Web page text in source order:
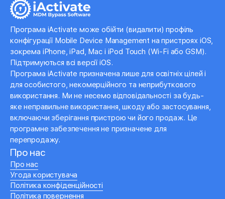
Програма iActivate може обійти (видалити) профіль
конфігурації Mobile Device Management на пристроях iOS,
зокрема iPhone, iPad, Mac і iPod Touch (Wi-Fi або GSM).
Підтримуються всі версії iOS.
Програма iActivate призначена лише для освітніх цілей і
для особистого, некомерційного та неприбуткового
використання. Ми не несемо відповідальності за будь-
яке неправильне використання, шкоду або застосування,
включаючи зберігання пристрою чи його продаж. Це
програмне забезпечення не призначене для
перепродажу.
Про нас
Про нас
Угода користувача
Політика конфіденційності
Політика повернення